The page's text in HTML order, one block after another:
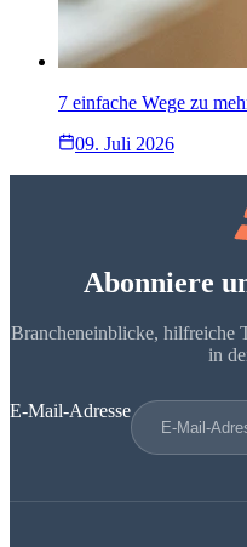
7 einfache Wege zu
09. Juli 2026
Abonniere
Brancheneinblicke, hilfreiche
in
E-Mail-Adresse